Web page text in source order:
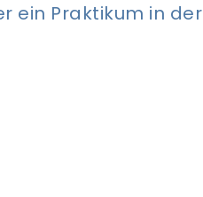
ein Praktikum in der